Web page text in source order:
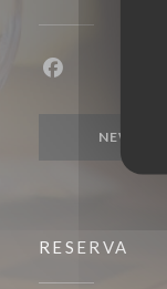
Facebook
RESERVA